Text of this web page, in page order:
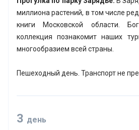
миллиона растений, в том числе
книги Московской области.
коллекция познакомит наших
многообразием всей страны.
Пешеходный день. Транспорт не
3 день